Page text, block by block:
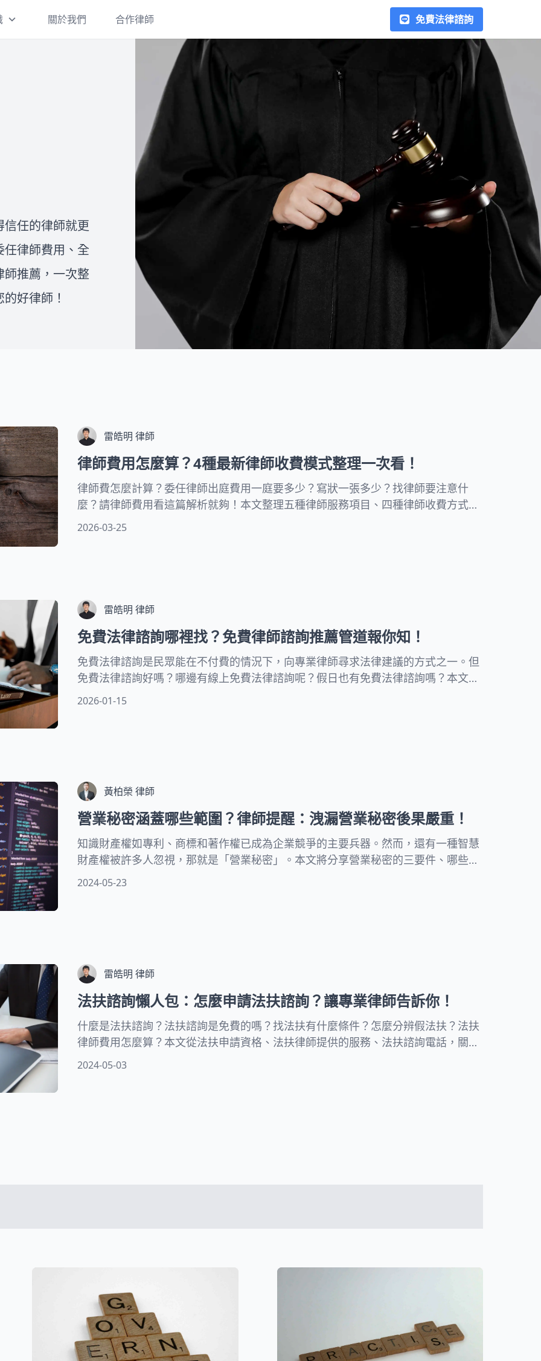
刑事案件一經提告，都會面臨偵
查階段、是否起訴，以及起訴後
的審判和判決確定及執行。 如果
您收到了警詢筆錄通知書、偵查
庭通知書或法院開庭通知書卻不
知道應該如何妥適處理，建議您
盡快和律師進行諮詢，以保障自
己的權益並拿到最有利的結果。
勞資爭議
在台灣的勞資爭議常見種類包
括：加班費、薪水、資遣、契約
糾紛、派遣勞工糾紛、競業禁止
條款等，在處理勞資糾紛時，最
重要的是雙方應留存相關證據，
例如加班紀錄、工作日誌、薪資
結算單、離職證明等文件，以利
解決後續的爭議。在這個區塊我
們會以專文解釋處理方式，幫助
您以正確的方式處理勞資糾紛。
在這裡，我們將提供有關台灣離
婚的三種方式的詳細介紹：協議
的事項，包括孩子的監護權、扶
產的分配。如果您想進一步了解
如何撰寫離婚協議書，或者想了
解在面臨家暴、外遇等情況下是
否可以提出訴訟離婚，您都可以
在下方的文章中找到詳細的解
答。我們希望透過這些資訊，能
當借錢給他人時，若沒有簽署任
何書面協議，如簽借據或本票，
是否代表就失去追回借款的權
利？在這裡，我們將介紹如何運
用法律手段，例如支付命令、本
及相關民事訴訟程序，來合法地
討回您的債權。
法律Follow me是由一群專業律
師和法律人一同組成的團隊，致
力為複雜的法律問題提供專業且
易懂的視覺化處理流程，協助民
眾一步一步解決問題。
合作律師
合作律師超過70位，以專業的角
度提供親民的法律知識文章，並
附上流程和注意事項協助民眾處
理日常法律問題。
關於我們 合作律師 免費法律諮詢
任的律師就更
律師費用、全
推薦，一次整
好律師！
雷皓明 律師
律師費用怎麼算？4種最新律師收費模式整理一次看！
律師費怎麼計算？委任律師出庭費用一庭要多少？寫狀一張多少？找律師要注意什
麼？請律師費用看這篇解析就夠！本文整理五種律師服務項目、四種律師收費方式當
參考，同時也分享刑事律師訴訟費用、民事律師費用行情和法律顧問費用的計算方
2026-03-25
雷皓明 律師
免費法律諮詢哪裡找？免費律師諮詢推薦管道報你知！
免費法律諮詢是民眾能在不付費的情況下，向專業律師尋求法律建議的方式之一。但
免費法律諮詢好嗎？哪邊有線上免費法律諮詢呢？假日也有免費法律諮詢嗎？本文將
提供免費法律諮詢推薦的管道！
2026-01-15
黃柏榮 律師
營業秘密涵蓋哪些範圍？律師提醒：洩漏營業秘密後果嚴重！
知識財產權如專利、商標和著作權已成為企業競爭的主要兵器。然而，還有一種智慧
財產權被許多人忽視，那就是「營業秘密」。本文將分享營業秘密的三要件、哪些內
容算是營業秘密、營業秘密跟專利有什麼不同、保護期限多長、洩漏公司機密的嚴重
2024-05-23
雷皓明 律師
法扶諮詢懶人包：怎麼申請法扶諮詢？讓專業律師告訴你！
什麼是法扶諮詢？法扶諮詢是免費的嗎？找法扶有什麼條件？怎麼分辨假法扶？法扶
律師費用怎麼算？本文從法扶申請資格、法扶律師提供的服務、法扶諮詢電話，關於
法扶諮詢的相關資訊一次分享給您！
2024-05-03